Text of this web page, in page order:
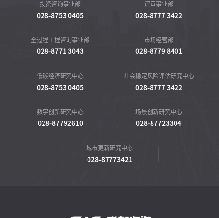
投资咨询事业部
028-8753 0405
评审事业部
028-8777 3422
全过程工程咨询事业部
028-8771 3043
市场经营部
028-8779 8401
低碳经济研究中心
028-8753 0405
社会稳定风险评估研究中心
028-8777 3422
数字创新研究中心
028-87792610
场景创新研究中心
028-87723304
城市更新研究中心
028-87773421